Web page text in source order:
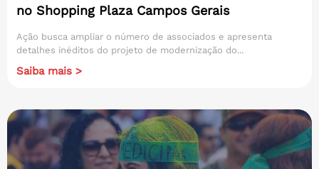
no Shopping Plaza Campos Gerais
Ação busca ampliar o número de associados e apresenta
detalhes inéditos do projeto de modernização do...
Saiba mais >